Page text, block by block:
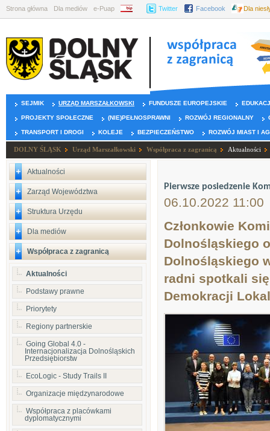
Strona główna Dla mediów e-Puap BIP Twitter Facebook Dla
SEJMIK URZĄD MARSZAŁKOWSKI FUNDUSZE EUROPEJSKIE
PROJEKTY SPOŁECZNE (NIE)PEŁNOSPRAWNI ROZWÓJ REGIONALNY
TRANSPORT I DROGI KOLEJE BEZPIECZEŃSTWO ROZWÓJ MIAST I
DOLNY ŚLĄSK Urząd Marszałkowski Współpraca z zagranicą Aktualności
Aktualności
Zarząd Województwa
Struktura Urzędu
Dla mediów
Współpraca z zagranicą
Aktualności
Podstawy prawne
Priorytety
Regiony partnerskie
Going Global 4.0 -
Internacjonalizacja Dolnośląskich
Przedsiębiorstw
EcoLogic - Study Trails II
Organizacje międzynarodowe
Współpraca z placówkami
dyplomatycznymi
Pierwsze posiedzenie
06.10.2022 11:00
Członkowie
Dolnośląskiego
Dolnośląskiego
radni spotkali
Demokracji